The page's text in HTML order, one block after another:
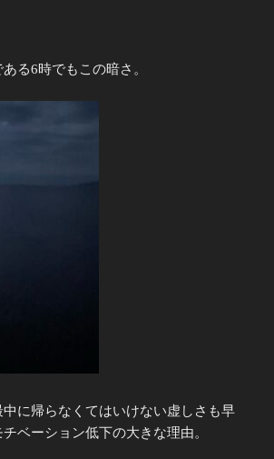
る6時でもこの暗さ。
中に帰らなくてはいけない虚しさも早
ベーション低下の大きな理由。